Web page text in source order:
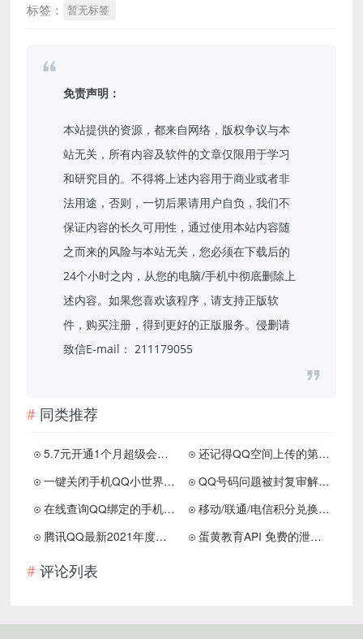
标签： 暂无标签
免责声明：
本站提供的资源，都来自网络，版权争议与本
站无关，所有内容及软件的文章仅限用于学习
和研究目的。不得将上述内容用于商业或者非
法用途，否则，一切后果请用户自负，我们不
保证内容的长久可用性，通过使用本站内容随
之而来的风险与本站无关，您必须在下载后的
24个小时之内，从您的电脑/手机中彻底删除上
述内容。如果您喜欢该程序，请支持正版软
件，购买注册，得到更好的正版服务。侵删请
致信E-mail： 211179055
同类推荐
5.7元开通1个月超级会员 苹果/安卓均可
还记得QQ空间上传的第一张照片吗？
一键关闭手机QQ小世界功能 不显示栏目
QQ号码问题被封复审解封申请入口
在线查询QQ绑定的手机号码 亲测秒查
移动/联通/电信积分兑换话费短信代码
腾讯QQ最新2021年度社交形象出炉！
蛋黄教育API 免费的泄露信息查询网站
评论列表